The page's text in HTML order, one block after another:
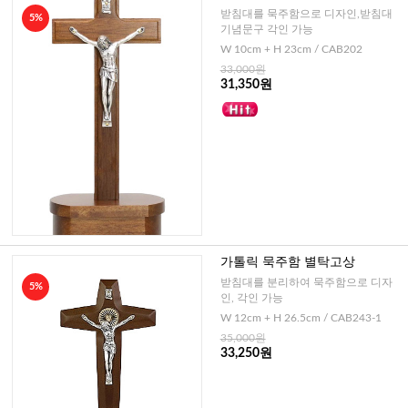
5%
받침대를 묵주함으로 디자인,받침대
기념문구 각인 가능
W 10cm + H 23cm / CAB202
33,000원
31,350원
5%
가톨릭 묵주함 별탁고상
받침대를 분리하여 묵주함으로 디자
인, 각인 가능
W 12cm + H 26.5cm / CAB243-1
35,000원
33,250원